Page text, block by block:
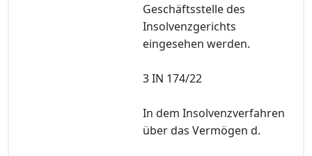
Geschäftsstelle des
Insolvenzgerichts
eingesehen werden.
3 IN 174/22
In dem Insolvenzverfahren
über das Vermögen d.